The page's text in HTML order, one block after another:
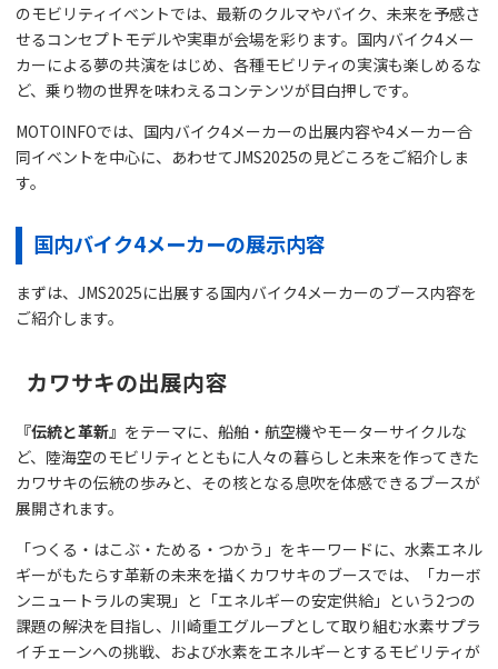
のモビリティイベントでは、最新のクルマやバイク、未来を予感さ
せるコンセプトモデルや実車が会場を彩ります。国内バイク4メー
カーによる夢の共演をはじめ、各種モビリティの実演も楽しめるな
ど、乗り物の世界を味わえるコンテンツが目白押しです。
MOTOINFOでは、国内バイク4メーカーの出展内容や4メーカー合
同イベントを中心に、あわせてJMS2025の見どころをご紹介しま
す。
国内バイク4メーカーの展示内容
まずは、JMS2025に出展する国内バイク4メーカーのブース内容を
ご紹介します。
カワサキの出展内容
『伝統と革新』 をテーマに、船舶・航空機やモーターサイクルな
ど、陸海空のモビリティとともに人々の暮らしと未来を作ってきた
カワサキの伝統の歩みと、その核となる息吹を体感できるブースが
展開されます。
「つくる・はこぶ・ためる・つかう」をキーワードに、水素エネル
ギーがもたらす革新の未来を描くカワサキのブースでは、「カーボ
ンニュートラルの実現」と「エネルギーの安定供給」という2つの
課題の解決を目指し、川崎重工グループとして取り組む水素サプラ
イチェーンへの挑戦、および水素をエネルギーとするモビリティが